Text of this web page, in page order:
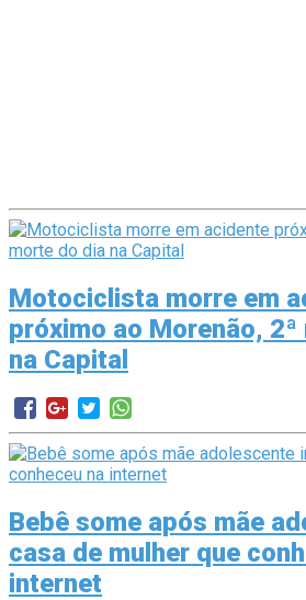
Motociclista morre em
próximo ao Morenão,
na Capital
Bebê some após mãe
casa de mulher que
internet